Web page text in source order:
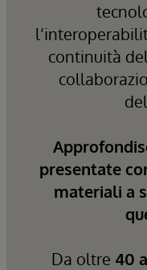
continuità
presentate
materiali a
Da oltre 40